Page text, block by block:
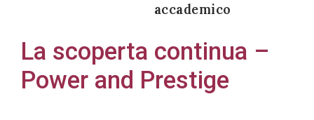
accademico
La scoperta continua –
Power and Prestige
Acconsento
all'uso dei
miei dati